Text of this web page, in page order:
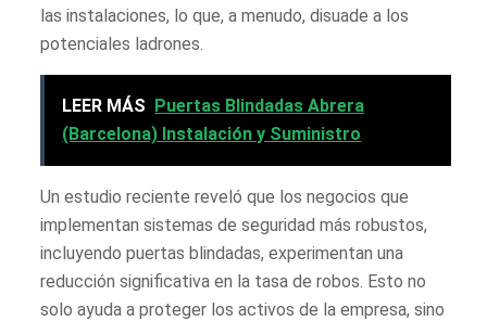
las instalaciones, lo que, a menudo, disuade a los
potenciales ladrones.
LEER MÁS Puertas Blindadas Abrera
(Barcelona) Instalación y Suministro
Un estudio reciente reveló que los negocios que
implementan sistemas de seguridad más robustos,
incluyendo puertas blindadas, experimentan una
reducción significativa en la tasa de robos. Esto no
solo ayuda a proteger los activos de la empresa, sino